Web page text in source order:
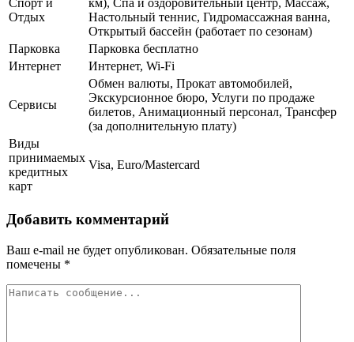
Спорт и
Отдых
км), Спа и оздоровительный центр, Массаж,
Настольный теннис, Гидромассажная ванна,
Открытый бассейн (работает по сезонам)
Парковка
Парковка бесплатно
Интернет
Интернет, Wi-Fi
Сервисы
Обмен валюты, Прокат автомобилей,
Экскурсионное бюро, Услуги по продаже
билетов, Анимационный персонал, Трансфер
(за дополнительную плату)
Виды
принимаемых
кредитных
карт
Visa, Euro/Mastercard
Добавить комментарий
Ваш e-mail не будет опубликован. Обязательные поля
помечены *